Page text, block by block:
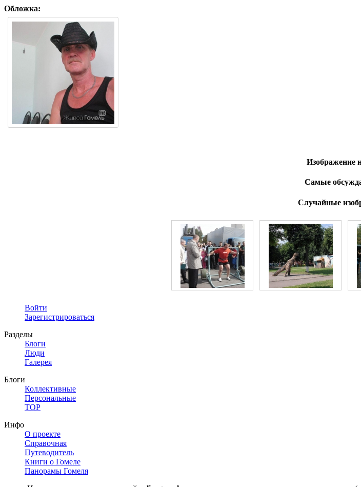
Обложка:
Изображение
Самые
Случайные
Войти
Зарегистрироваться
Разделы
Блоги
Люди
Галерея
Блоги
Коллективные
Персональные
TOP
Инфо
О проекте
Справочная
Путеводитель
Книги о Гомеле
Панорамы Гомеля